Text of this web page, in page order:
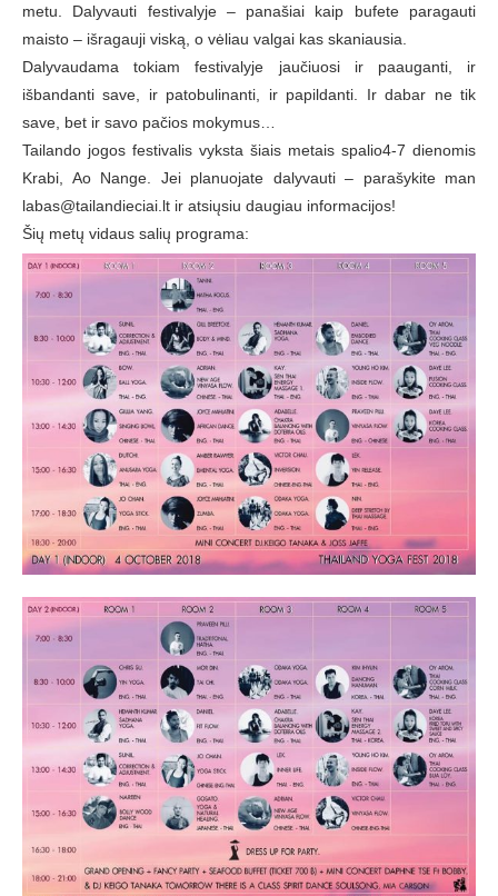
metu. Dalyvauti festivalyje – panašiai kaip bufete paragauti
maisto – išragauji viską, o vėliau valgai kas skaniausia.
Dalyvaudama tokiam festivalyje jaučiuosi ir paauganti, ir
išbandanti save, ir patobulinanti, ir papildanti. Ir dabar ne tik
save, bet ir savo pačios mokymus…
Tailando jogos festivalis vyksta šiais metais spalio4-7 dienomis
Krabi, Ao Nange. Jei planuojate dalyvauti – parašykite man
labas@tailandieciai.lt ir atsiųsiu daugiau informacijos!
Šių metų vidaus salių programa: